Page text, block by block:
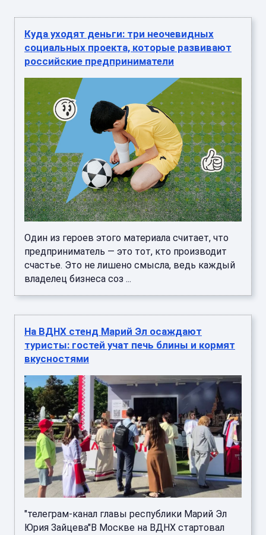
Куда уходят деньги: три неочевидных
социальных проекта, которые развивают
российские предприниматели
Один из героев этого материала считает, что
предприниматель — это тот, кто производит
счастье. Это не лишено смысла, ведь каждый
владелец бизнеса соз ...
На ВДНХ стенд Марий Эл осаждают
туристы: гостей учат печь блины и кормят
вкусностями
"телеграм-канал главы республики Марий Эл
Юрия Зайцева"В Москве на ВДНХ стартовал